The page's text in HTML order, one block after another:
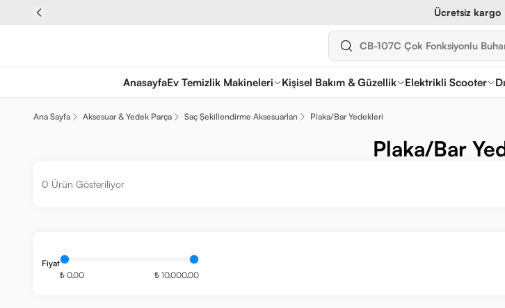
Ücretsiz kargo
AnasayfaEv Temizlik Makineleri Kişisel Bakım & Güzellik Elektrikli Scooter
Ana Sayfa Aksesuar & Yedek Parça Saç Şekillendirme Aksesuarları Plaka/Bar Yedekleri
Plaka/Bar
0 Ürün Gösteriliyor
Fiyat
₺ 0.00
₺ 10,000.00